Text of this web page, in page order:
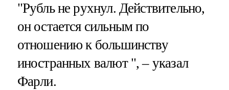
"Рубль не рухнул. Действительно,
он остается сильным по
отношению к большинству
иностранных валют ", – указал
Фарли.